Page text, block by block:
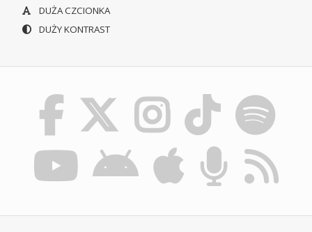
DUŻA CZCIONKA
DUŻY KONTRAST